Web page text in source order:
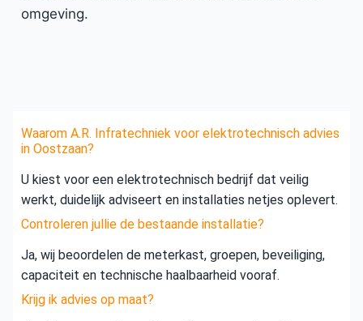
omgeving.
Waarom A.R. Infratechniek voor elektrotechnisch advies
in Oostzaan?
U kiest voor een elektrotechnisch bedrijf dat veilig
werkt, duidelijk adviseert en installaties netjes oplevert.
Controleren jullie de bestaande installatie?
Ja, wij beoordelen de meterkast, groepen, beveiliging,
capaciteit en technische haalbaarheid vooraf.
Krijg ik advies op maat?